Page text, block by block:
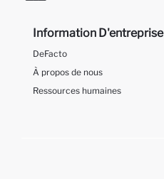
Information D'entreprise
DeFacto
À propos de nous
Ressources humaines